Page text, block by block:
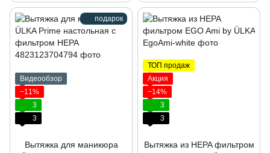
подарок
Видеообзор
−11%
3
3
Вытяжка для маникюра
ТОП продаж
Акция
−14%
3
3
Вытяжка из HEPA фильтром